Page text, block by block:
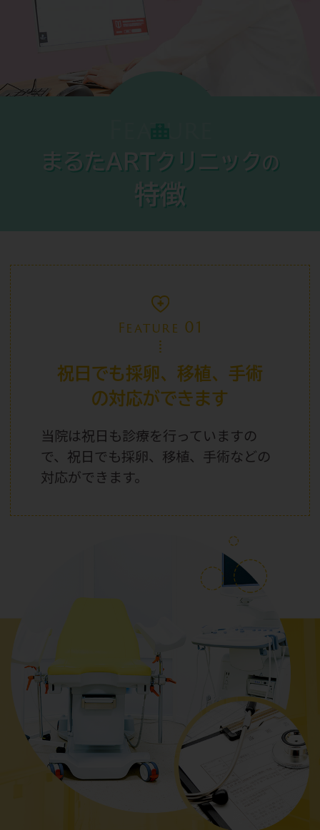
まるたARTクリニック の
特徴
Feature
Feature 01
祝日でも採卵、移植、手術
の対応ができます
当院は祝日も診療を行っていますの
で、祝日でも採卵、移植、手術などの
対応ができます。